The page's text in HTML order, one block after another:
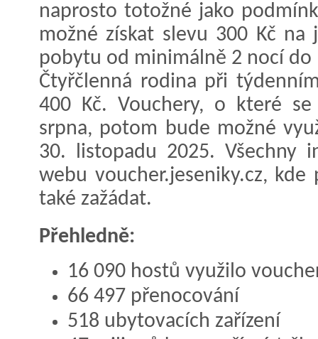
naprosto totožné jako
možné získat slevu 300 Kč
pobytu od minimálně 2 nocí do
Čtyřčlenná rodina při
400 Kč. Vouchery, o které
srpna, potom bude možné
30. listopadu 2025. Všechny
webu voucher.jeseniky.cz,
také zažádat.
Přehledně:
16 090 hostů využilo
66 497 přenocování
518 ubytovacích zařízení